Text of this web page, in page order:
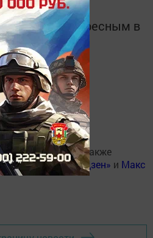
и интересным в
в
MАХ:
Telegram-канал, а также
,«Дзен» и Макс